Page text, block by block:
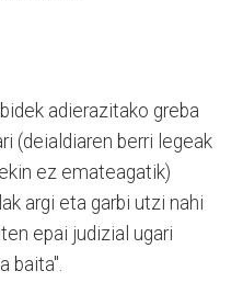
adierazitako greba
(deialdiaren berri legeak
ez emateagatik)
argi eta garbi utzi nahi
epai judizial ugari
baita".